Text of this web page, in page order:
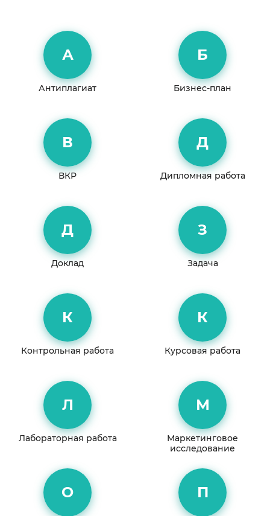
А
Антиплагиат
Б
Бизнес-план
В
ВКР
Д
Дипломная работа
Д
Доклад
З
Задача
К
Контрольная работа
К
Курсовая работа
Л
Лабораторная работа
М
Маркетинговое
исследование
О П